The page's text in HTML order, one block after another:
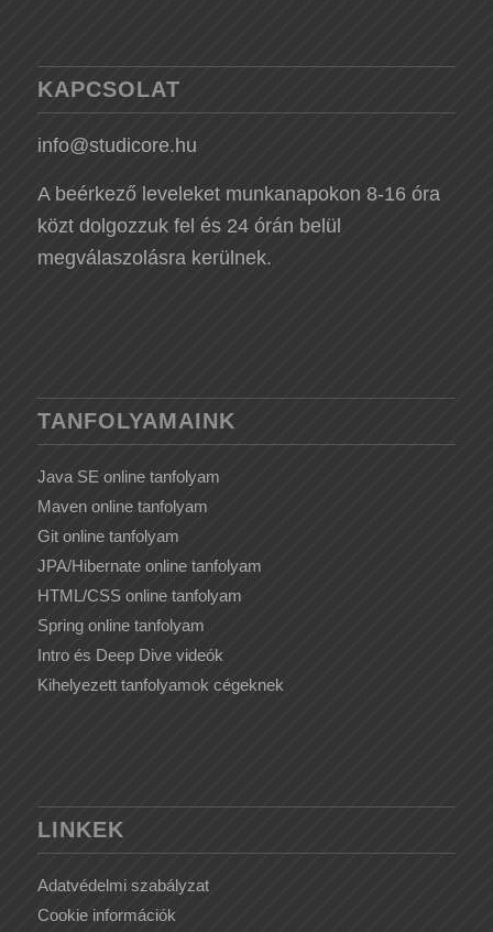
KAPCSOLAT
info@studicore.hu
A beérkező leveleket munkanapokon 8-16 óra
közt dolgozzuk fel és 24 órán belül
megválaszolásra kerülnek.
TANFOLYAMAINK
Java SE online tanfolyam
Maven online tanfolyam
Git online tanfolyam
JPA/Hibernate online tanfolyam
HTML/CSS online tanfolyam
Spring online tanfolyam
Intro és Deep Dive videók
Kihelyezett tanfolyamok cégeknek
LINKEK
Adatvédelmi szabályzat
Cookie információk